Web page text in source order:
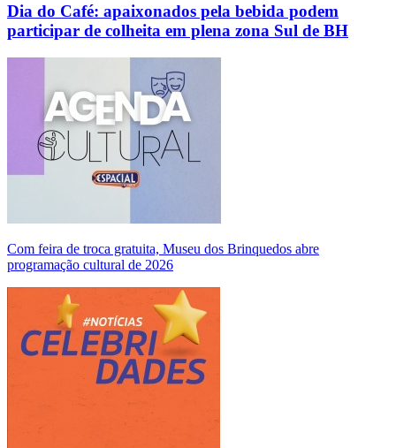
Dia do Café: apaixonados pela bebida podem
participar de colheita em plena zona Sul de BH
Com feira de troca gratuita, Museu dos Brinquedos abre
programação cultural de 2026